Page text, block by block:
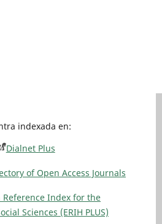
indexada en:
Dialnet Plus
of Open Access Journals
Reference Index for the
Sciences (ERIH PLUS)